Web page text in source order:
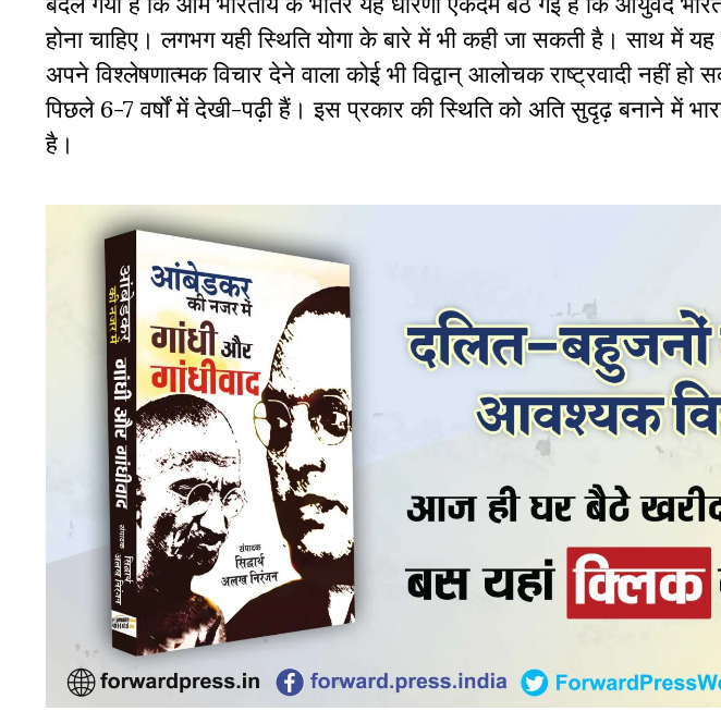
होना चाहिए। लगभग यही स्थिति योगा के बारे में भी कही जा सकती है। साथ में यह
अपने विश्लेषणात्मक विचार देने वाला कोई भी विद्वान् आलोचक राष्ट्रवादी नहीं
पिछले 6-7 वर्षों में देखी-पढ़ी हैं। इस प्रकार की स्थिति को अति सुदृढ़ बनाने में
है।